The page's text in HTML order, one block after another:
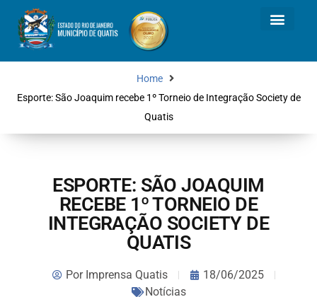
Home
Esporte: São Joaquim recebe 1º Torneio de Integração Society de
Quatis
ESPORTE: SÃO JOAQUIM
RECEBE 1º TORNEIO DE
INTEGRAÇÃO SOCIETY DE
QUATIS
PorImprensa Quatis
18/06/2025
Notícias